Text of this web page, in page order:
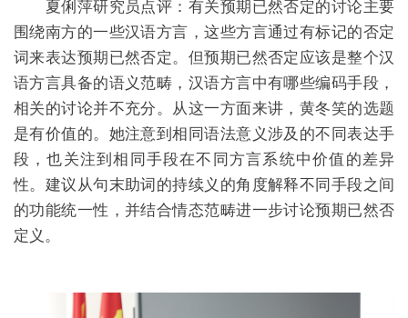
夏俐萍研究员点评： 有关预期已然否定的讨论主要
围绕南方的一些汉语方言，这些方言通过有标记的否定
词来表达预期已然否定。但预期已然否定应该是整个汉
语方言具备的语义范畴，汉语方言中有哪些编码手段，
相关的讨论并不充分。从这一方面来讲，黄冬笑的选题
是有价值的。她注意到相同语法意义涉及的不同表达手
段，也关注到相同手段在不同方言系统中价值的差异
性。建议从句末助词的持续义的角度解释不同手段之间
的功能统一性，并结合情态范畴进一步讨论预期已然否
定义。